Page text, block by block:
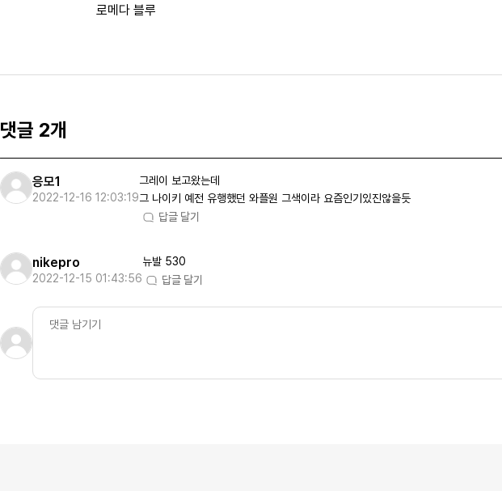
로메다 블루
댓글 2개
응모1
2022-12-16 12:03:19
그레이 보고왔는데
그 나이키 예전 유행했던 와플원 그색이라 요즘인기있진않을듯
답글 달기
nikepro
2022-12-15 01:43:56
뉴발 530
답글 달기